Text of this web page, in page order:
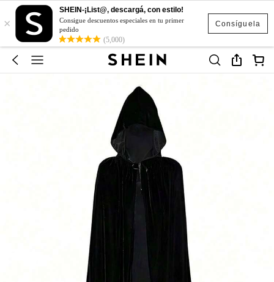
Consíguela
×
SHEIN-¡List@, descargá, con estilo!
Consigue descuentos especiales en tu primer
pedido
(5,000)